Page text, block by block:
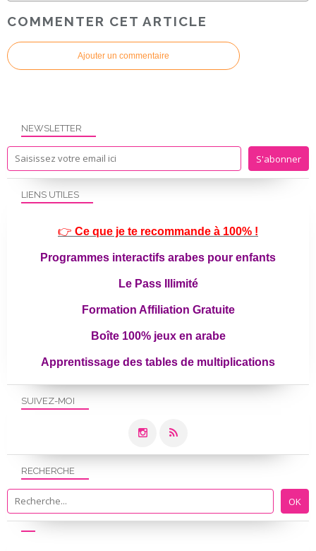
COMMENTER CET ARTICLE
Ajouter un commentaire
NEWSLETTER
SUIVEZ-MOI
RECHERCHE
LIENS UTILES
👉 Ce que je te recommande à 100% !
Programmes interactifs arabes pour enfants
Le Pass Illimité
Formation Affiliation Gratuite
Boîte 100% jeux en arabe
Apprentissage des tables de multiplications